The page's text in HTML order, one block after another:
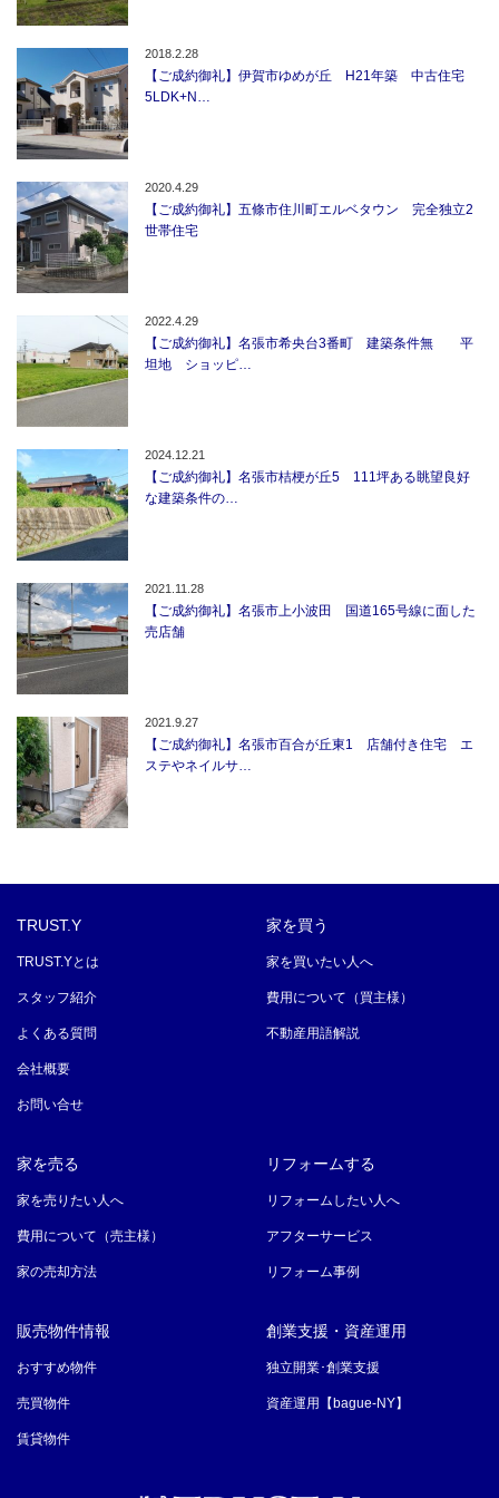
2018.2.28
【ご成約御礼】伊賀市ゆめが丘 H21年築 中古住宅
5LDK+N…
2020.4.29
【ご成約御礼】五條市住川町エルベタウン 完全独立2
世帯住宅
2022.4.29
【ご成約御礼】名張市希央台3番町 建築条件無 平
坦地 ショッピ…
2024.12.21
【ご成約御礼】名張市桔梗が丘5 111坪ある眺望良好
な建築条件の…
2021.11.28
【ご成約御礼】名張市上小波田 国道165号線に面した
売店舗
2021.9.27
【ご成約御礼】名張市百合が丘東1 店舗付き住宅 エ
ステやネイルサ…
TRUST.Y
TRUST.Yとは
スタッフ紹介
よくある質問
会社概要
お問い合せ
家を買う
家を買いたい人へ
費用について（買主様）
不動産用語解説
家を売る
家を売りたい人へ
費用について（売主様）
家の売却方法
リフォームする
リフォームしたい人へ
アフターサービス
リフォーム事例
販売物件情報
おすすめ物件
売買物件
賃貸物件
創業支援・資産運用
独立開業･創業支援
資産運用【bague-NY】